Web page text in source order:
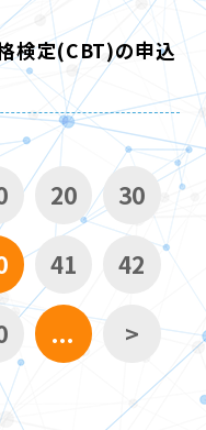
検定(CBT)の申込
20 30
41 42
... >